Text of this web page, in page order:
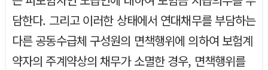
담한다. 그리고 이러한 상태에서 연대채무를 부담하는
다른 공동수급체 구성원의 면책행위에 의하여 보험계
약자의 주계약상의 채무가 소멸한 경우, 면책행위를